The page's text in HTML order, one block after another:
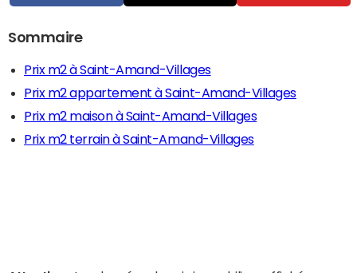
Sommaire
Prix m2 à Saint-Amand-Villages
Prix m2 appartement à Saint-Amand-Villages
Prix m2 maison à Saint-Amand-Villages
Prix m2 terrain à Saint-Amand-Villages